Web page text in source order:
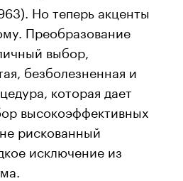
Но теперь акценты
Преобразование
выбор,
безболезненная и
которая дает
высокоэффективных
рискованный
исключение из